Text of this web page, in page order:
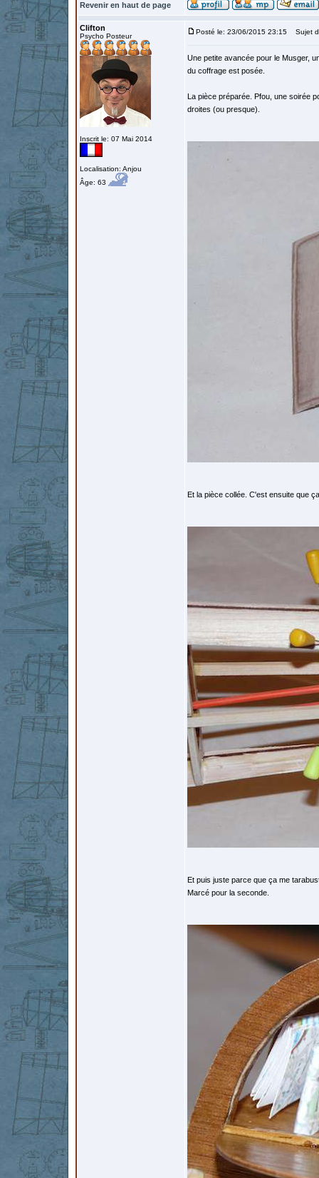
Revenir en haut de page
Clifton
Psycho Posteur
Inscrit le: 07 Mai 2014
Localisation: Anjou
Âge: 63
Posté le: 23/06/2015 23:15 Sujet
Une petite avancée pour le Musger,
du coffrage est posée.
La pièce préparée. Pfou, une soirée
droites (ou presque).
Et la pièce collée. C'est ensuite que
Et puis juste parce que ça me
Marcé pour la seconde.